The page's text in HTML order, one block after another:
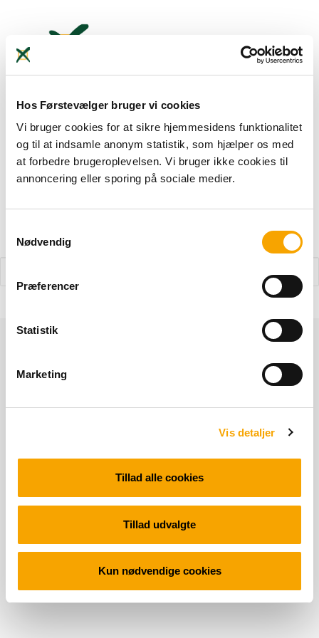
Hos Førstevælger bruger vi cookies
Vi bruger cookies for at sikre hjemmesidens funktionalitet
og til at indsamle anonym statistik, som hjælper os med
at forbedre brugeroplevelsen. Vi bruger ikke cookies til
annoncering eller sporing på sociale medier.
Nødvendig
Præferencer
Statistik
Marketing
Vis detaljer
Tillad alle cookies
Tillad udvalgte
Kun nødvendige cookies
Om
Valgtest
Danske Skoleelever
Mærkesager
Ranglisten
Search
Kommunalvalgstest